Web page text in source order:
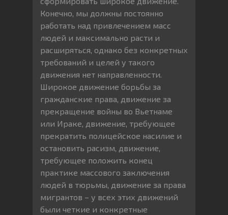
Конечно, мы должны постоянно
работать над привлечением масс
людей и максимально расти и
расширяться, однако без конкретных
требований и целей у такого
движения нет направленности.
Широкое движение борьбы за
гражданские права, движение за
прекращение войны во Вьетнаме
или Ираке, движение, требующее
прекратить полицейское насилие и
остановить расизм, движение,
требующее положить конец
практике массового заключения
людей в тюрьмы, движение за права
мигрантов – у всех этих движений
были четкие и конкретные